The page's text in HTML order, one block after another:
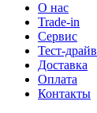
О нас
Trade-in
Сервис
Тест-драйв
Доставка
Оплата
Контакты